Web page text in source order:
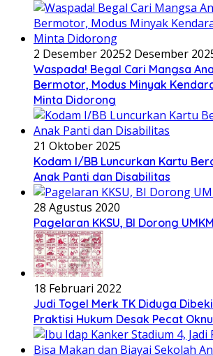
2 Desember 20252 Desember
Waspada! Begal Cari Mangsa
Bermotor, Modus Minyak
Minta Didorong
21 Oktober 2025
Kodam I/BB Luncurkan Kartu
Anak Panti dan Disabilitas
28 Agustus 2020
Pagelaran KKSU, BI Dorong
18 Februari 2022
Judi Togel Merk TK Diduga
Praktisi Hukum Desak Pecat